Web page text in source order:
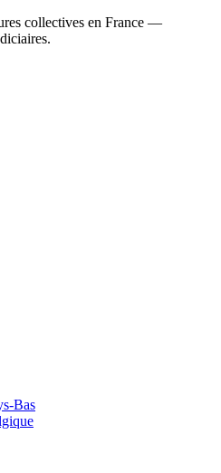
collectives en France —
Bas